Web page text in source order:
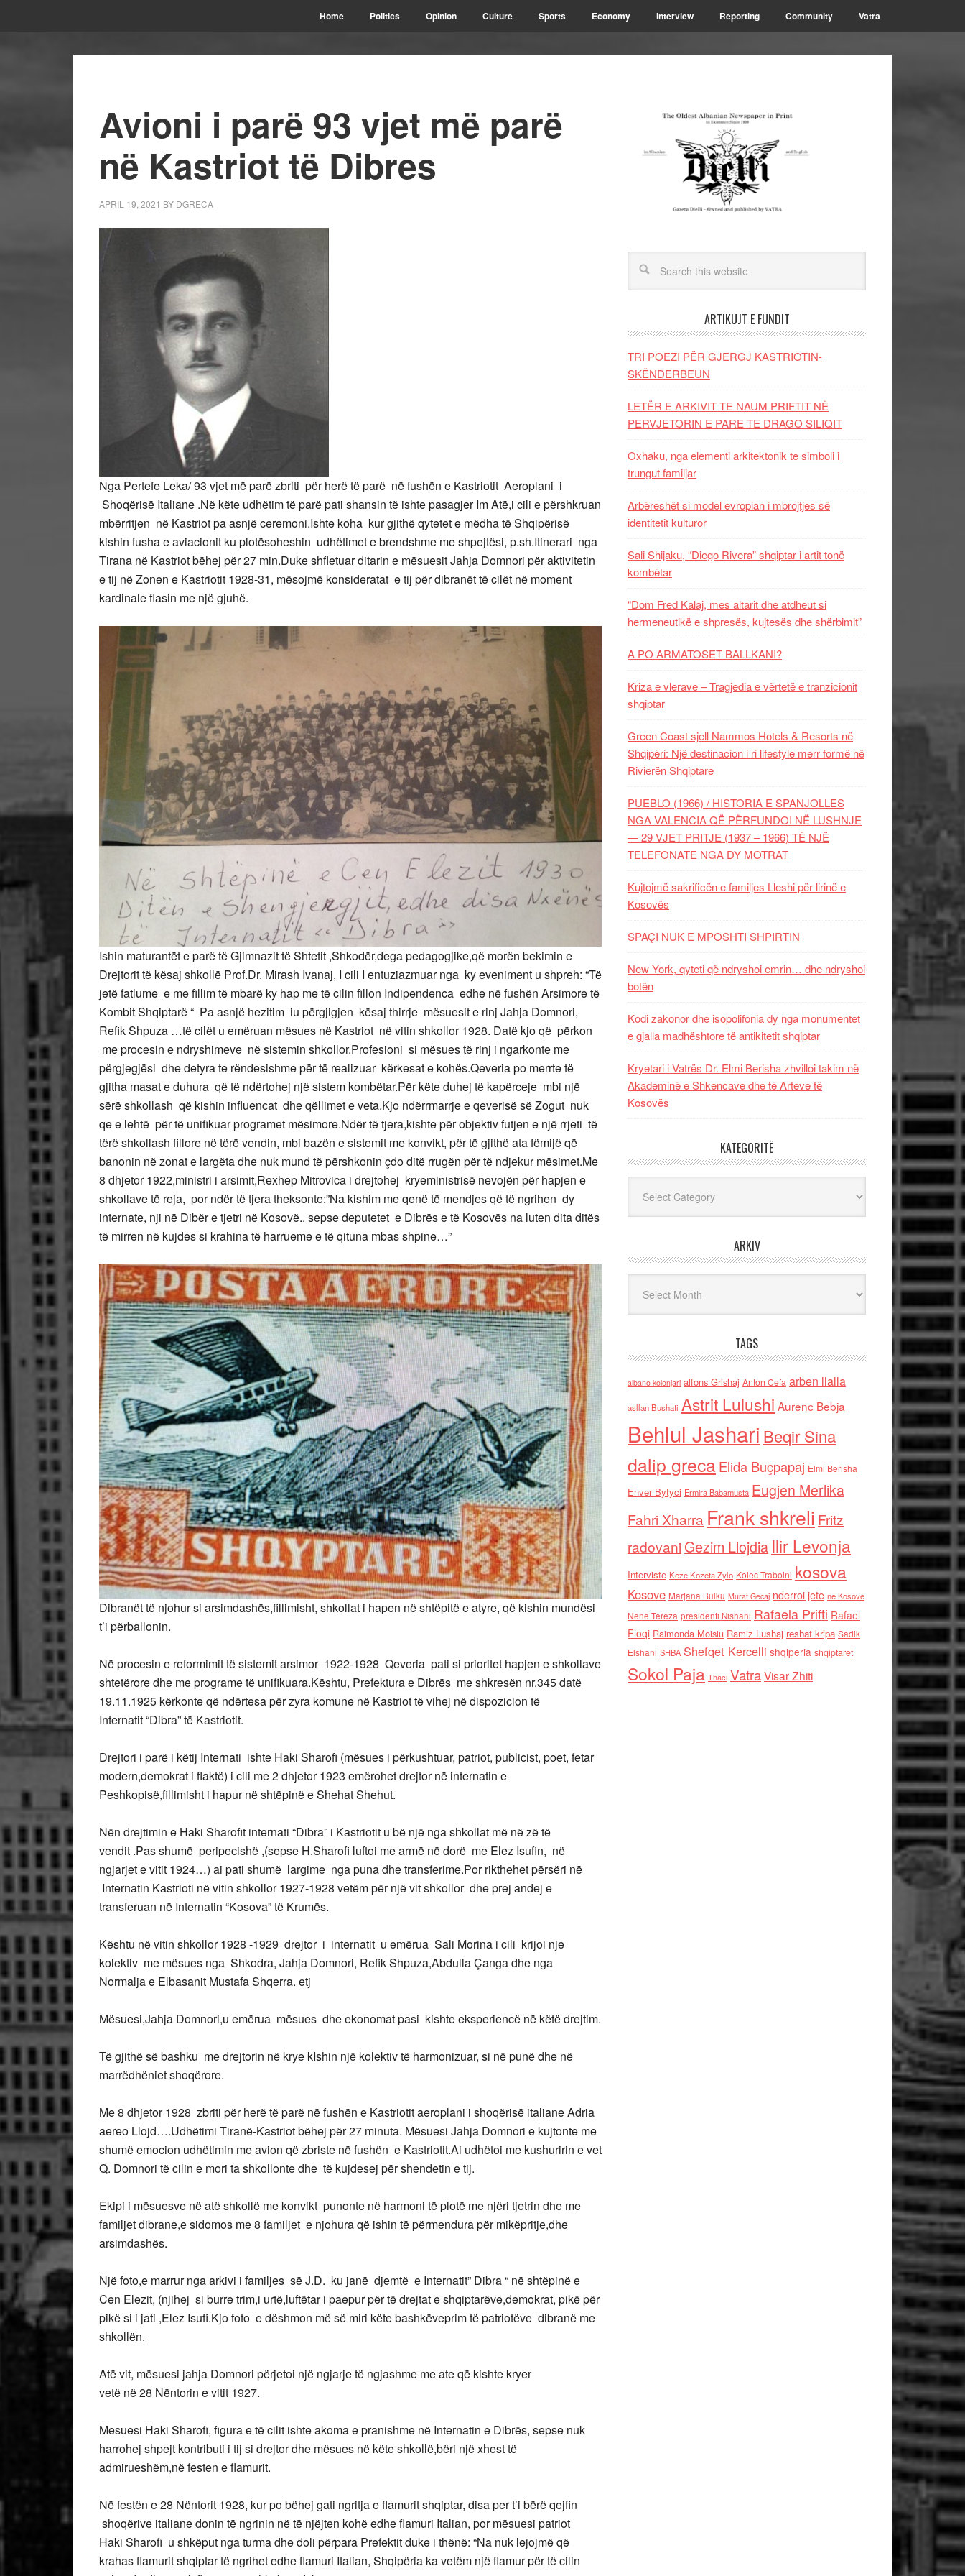
Home Politics Opinion Culture Sports Economy Interview Reporting Community Vatra
Avioni i parë 93 vjet më parë
në Kastriot të Dibres
APRIL 19, 2021 BY DGRECA
Nga Pertefe Leka/ 93 vjet më parë zbriti për herë të parë në fushën e Kastriotit Aeroplani i
Shoqërisë Italiane .Në këte udhëtim të parë pati shansin të ishte pasagjer Im Atë,i cili e përshkruan
mbërritjen në Kastriot pa asnjë ceremoni.Ishte koha kur gjithë qytetet e mëdha të Shqipërisë
kishin fusha e aviacionit ku plotësoheshin udhëtimet e brendshme me shpejtësi, p.sh.Itinerari nga
Tirana në Kastriot bëhej për 27 min.Duke shfletuar ditarin e mësuesit Jahja Domnori për aktivitetin
e tij në Zonen e Kastriotit 1928-31, mësojmë konsideratat e tij për dibranët të cilët në moment
kardinale flasin me një gjuhë.
Ishin maturantët e parë të Gjimnazit të Shtetit ,Shkodër,dega pedagogjike,që morën bekimin e
Drejtorit të kësaj shkollë Prof.Dr. Mirash Ivanaj, I cili I entuziazmuar nga ky eveniment u shpreh: “Të
jetë fatlume e me fillim të mbarë ky hap me të cilin fillon Indipendenca edhe në fushën Arsimore të
Kombit Shqiptarë “ Pa asnjë hezitim iu përgjigjen kësaj thirrje mësuesit e rinj Jahja Domnori,
Refik Shpuza …të cilët u emëruan mësues në Kastriot në vitin shkollor 1928. Datë kjo që përkon
me procesin e ndryshimeve në sistemin shkollor.Profesioni si mësues të rinj i ngarkonte me
përgjegjësi dhe detyra te rëndesishme për të realizuar kërkesat e kohës.Qeveria po merrte të
gjitha masat e duhura që të ndërtohej një sistem kombëtar.Për këte duhej të kapërceje mbi një
sërë shkollash që kishin influencat dhe qëllimet e veta.Kjo ndërrmarrje e qeverisë së Zogut nuk
qe e lehtë për të unifikuar programet mësimore.Ndër të tjera,kishte për objektiv futjen e një rrjeti të
tërë shkollash fillore në tërë vendin, mbi bazën e sistemit me konvikt, për të gjithë ata fëmijë që
banonin në zonat e largëta dhe nuk mund të përshkonin çdo ditë rrugën për të ndjekur mësimet.Me
8 dhjetor 1922,ministri i arsimit,Rexhep Mitrovica i drejtohej kryeministrisë nevojën për hapjen e
shkollave të reja, por ndër të tjera theksonte:”Na kishim me qenë të mendjes që të ngrihen dy
internate, nji në Dibër e tjetri në Kosovë.. sepse deputetet e Dibrës e të Kosovës na luten dita ditës
të mirren në kujdes si krahina të harrueme e të qituna mbas shpine…”
Dibranët të njohur si arsimdashës,fillimisht, shkollat i hapen në shtëpitë e atyre, që kishin mundësi
t’i përballonin.
Në procesin e reformimit të sistemit arsimor 1922-1928 Qeveria pati si prioritet hapjen e shkollave
shtetërore dhe me programe të unifikuara.Kështu, Prefektura e Dibrës me shkresën nr.345 datë
19.11.1925 kërkonte që ndërtesa për zyra komune në Kastriot të vihej në dispozicion të
Internatit “Dibra” të Kastriotit.
Drejtori i parë i këtij Internati ishte Haki Sharofi (mësues i përkushtuar, patriot, publicist, poet, fetar
modern,demokrat i flaktë) i cili me 2 dhjetor 1923 emërohet drejtor në internatin e
Peshkopisë,fillimisht i hapur në shtëpinë e Shehat Shehut.
Nën drejtimin e Haki Sharofit internati “Dibra” i Kastriotit u bë një nga shkollat më në zë të
vendit .Pas shumë peripecishë ,(sepse H.Sharofi luftoi me armë në dorë me Elez Isufin, në
ngjarjet e vitit 1924…) ai pati shumë largime nga puna dhe transferime.Por rikthehet përsëri në
Internatin Kastrioti në vitin shkollor 1927-1928 vetëm për një vit shkollor dhe prej andej e
transferuan në Internatin “Kosova” të Krumës.
Kështu në vitin shkollor 1928 -1929 drejtor i internatit u emërua Sali Morina i cili krijoi nje
kolektiv me mësues nga Shkodra, Jahja Domnori, Refik Shpuza,Abdulla Çanga dhe nga
Normalja e Elbasanit Mustafa Shqerra. etj
Mësuesi,Jahja Domnori,u emërua mësues dhe ekonomat pasi kishte eksperiencë në këtë drejtim.
Të gjithë së bashku me drejtorin në krye kIshin një kolektiv të harmonizuar, si në punë dhe në
marrëdhëniet shoqërore.
Me 8 dhjetor 1928 zbriti për herë të parë në fushën e Kastriotit aeroplani i shoqërisë italiane Adria
aereo Llojd….Udhëtimi Tiranë-Kastriot bëhej për 27 minuta. Mësuesi Jahja Domnori e kujtonte me
shumë emocion udhëtimin me avion që zbriste në fushën e Kastriotit.Ai udhëtoi me kushuririn e vet
Q. Domnori të cilin e mori ta shkollonte dhe të kujdesej për shendetin e tij.
Ekipi i mësuesve në atë shkollë me konvikt punonte në harmoni të plotë me njëri tjetrin dhe me
familjet dibrane,e sidomos me 8 familjet e njohura që ishin të përmendura për mikëpritje,dhe
arsimdashës.
Një foto,e marrur nga arkivi i familjes së J.D. ku janë djemtë e Internatit” Dibra “ në shtëpinë e
Cen Elezit, (njihej si burre trim,i urtë,luftëtar i paepur për të drejtat e shqiptarëve,demokrat, pikë për
pikë si i jati ,Elez Isufi.Kjo foto e dëshmon më së miri këte bashkëveprim të patriotëve dibranë me
shkollën.
Atë vit, mësuesi jahja Domnori përjetoi një ngjarje të ngjashme me ate që kishte kryer
vetë në 28 Nëntorin e vitit 1927.
Mesuesi Haki Sharofi, figura e të cilit ishte akoma e pranishme në Internatin e Dibrës, sepse nuk
harrohej shpejt kontributi i tij si drejtor dhe mësues në këte shkollë,bëri një xhest të
admirueshëm,në festen e flamurit.
Në festën e 28 Nëntorit 1928, kur po bëhej gati ngritja e flamurit shqiptar, disa per t’i bërë qejfin
shoqërive italiane donin të ngrinin në të njëjten kohë edhe flamuri Italian, por mësuesi patriot
Haki Sharofi u shkëput nga turma dhe doli përpara Prefektit duke i thënë: “Na nuk lejojmë që
krahas flamurit shqiptar të ngrihet edhe flamuri Italian, Shqipëria ka vetëm një flamur për të cilin
ARTIKUJT E FUNDIT
TRI POEZI PËR GJERGJ KASTRIOTIN-
SKËNDERBEUN
LETËR E ARKIVIT TE NAUM PRIFTIT NË
PERVJETORIN E PARE TE DRAGO SILIQIT
Oxhaku, nga elementi arkitektonik te simboli i
trungut familjar
Arbëreshët si model evropian i mbrojtjes së
identitetit kulturor
Sali Shijaku, “Diego Rivera” shqiptar i artit tonë
kombëtar
“Dom Fred Kalaj, mes altarit dhe atdheut si
hermeneutikë e shpresës, kujtesës dhe shërbimit”
A PO ARMATOSET BALLKANI?
Kriza e vlerave – Tragjedia e vërtetë e tranzicionit
shqiptar
Green Coast sjell Nammos Hotels & Resorts në
Shqipëri: Një destinacion i ri lifestyle merr formë në
Rivierën Shqiptare
PUEBLO (1966) / HISTORIA E SPANJOLLES
NGA VALENCIA QË PËRFUNDOI NË LUSHNJE
— 29 VJET PRITJE (1937 – 1966) TË NJË
TELEFONATE NGA DY MOTRAT
Kujtojmë sakrificën e familjes Lleshi për lirinë e
Kosovës
SPAÇI NUK E MPOSHTI SHPIRTIN
New York, qyteti që ndryshoi emrin… dhe ndryshoi
botën
Kodi zakonor dhe isopolifonia dy nga monumentet
e gjalla madhështore të antikitetit shqiptar
Kryetari i Vatrës Dr. Elmi Berisha zhvilloi takim në
Akademinë e Shkencave dhe të Arteve të
Kosovës
KATEGORITË
ARKIV
TAGS
albano kolonjari alfons Grishaj Anton Cefa arben llalla
asllan Bushati Astrit Lulushi Aurenc Bebja
Behlul Jashari Beqir Sina
dalip grecaElida Buçpapaj Elmi Berisha
Enver Bytyci Ermira Babamusta Eugjen Merlika
Fahri Xharra Frank shkreli Fritz
radovaniGezim Llojdia Ilir Levonja
Interviste Keze Kozeta Zylo Kolec Traboini kosova
Kosove Marjana Bulku Murat Gecaj nderroi jete ne Kosove
Nene Tereza presidenti Nishani Rafaela Prifti Rafael
Floqi Raimonda Moisiu Ramiz Lushaj reshat kripa Sadik
Elshani SHBA Shefqet Kercelli shqiperia shqiptaret
Sokol Paja Thaci VatraVisar Zhiti